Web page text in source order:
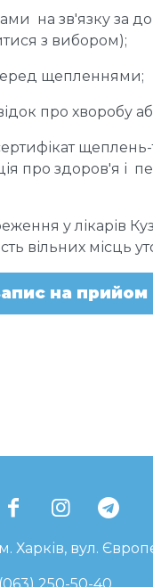
на зв'язку за
з вибором);
щепленнями;
про хворобу
щеплень-
про здоров'я і
у лікарів
вільних місць
на прийом
м. Харків, вул.